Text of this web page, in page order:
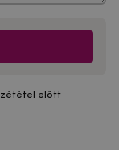
előtt